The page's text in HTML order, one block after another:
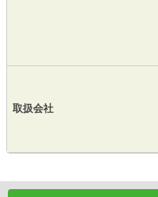
取扱会社